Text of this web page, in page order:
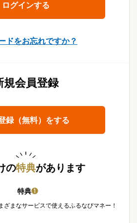
ドをお忘れですか？
規会員登録
録（無料）をする
の特典があります
特典❶
ざまなサービスで使えるふるなびマネー！